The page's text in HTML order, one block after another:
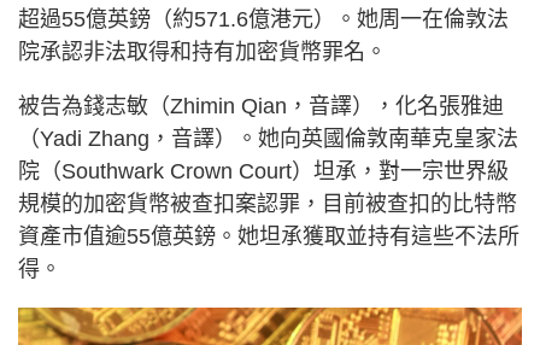
超過55億英鎊（約571.6億港元）。她周一在倫敦法
院承認非法取得和持有加密貨幣罪名。
被告為錢志敏（Zhimin Qian，音譯），化名張雅迪
（Yadi Zhang，音譯）。她向英國倫敦南華克皇家法
院（Southwark Crown Court）坦承，對一宗世界級
規模的加密貨幣被查扣案認罪，目前被查扣的比特幣
資產市值逾55億英鎊。她坦承獲取並持有這些不法所
得。